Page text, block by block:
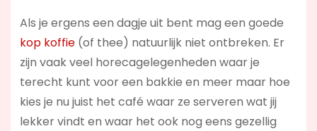
Als je ergens een dagje uit bent mag een goede
kop koffie(of thee) natuurlijk niet ontbreken. Er
zijn vaak veel horecagelegenheden waar je
terecht kunt voor een bakkie en meer maar hoe
kies je nu juist het café waar ze serveren wat jij
lekker vindt en waar het ook nog eens gezellig